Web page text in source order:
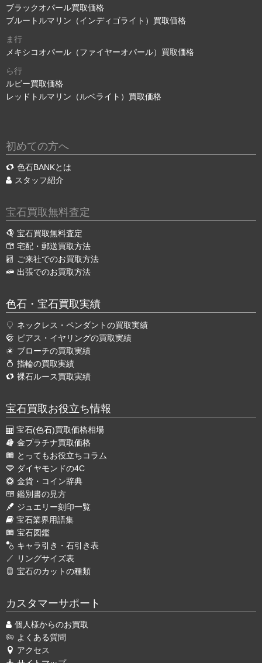
ブラックオパール買取価格
ブルートルマリン（インディゴライト）買取価格
ま行
メキシコオパール（ファイヤーオパール）買取価格
ら行
ルビー買取価格
レッドトルマリン（ルベライト）買取価格
初めての方へ
色石BANKとは
スタッフ紹介
宝石買取無料査定
宝石買取無料査定
宅配・郵送買取方法
ご来社でのお買取方法
出張でのお買取方法
色石・宝石買取実績
ネックレス・ペンダントの買取実績
ピアス・イヤリングの買取実績
ブローチの買取実績
指輪の買取実績
裸石ルース買取実績
宝石買取お役立ち情報
宝石(色石)買取価格相場
金プラチナ買取価格
とってもお役立ちコラム
ダイヤモンドの4C
金貨・コイン辞典
鑑別書の見方
ジュエリー刻印一覧
宝石業界用語集
宝石図鑑
キャラ引き・石引き表
リングサイズ表
宝石のカットの種類
カスタマーサポート
個人様からのお買取
よくある質問
アクセス